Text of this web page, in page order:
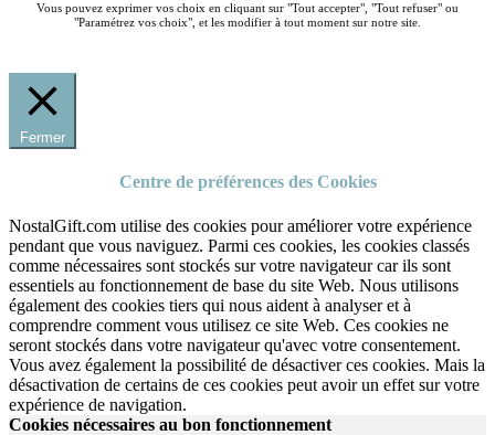
Vous pouvez exprimer vos choix en cliquant sur "Tout accepter", "Tout refuser" ou
"Paramétrez vos choix", et les modifier à tout moment sur notre site.
Fermer
Centre de préférences des Cookies
NostalGift.com utilise des cookies pour améliorer votre expérience
pendant que vous naviguez. Parmi ces cookies, les cookies classés
comme nécessaires sont stockés sur votre navigateur car ils sont
essentiels au fonctionnement de base du site Web. Nous utilisons
également des cookies tiers qui nous aident à analyser et à
comprendre comment vous utilisez ce site Web. Ces cookies ne
seront stockés dans votre navigateur qu'avec votre consentement.
Vous avez également la possibilité de désactiver ces cookies. Mais la
désactivation de certains de ces cookies peut avoir un effet sur votre
expérience de navigation.
Cookies nécessaires au bon fonctionnement